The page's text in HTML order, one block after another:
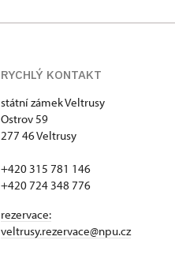
RYCHLÝ KONTAKT
státní zámek Veltrusy
Ostrov 59
277 46 Veltrusy
+420 315 781 146
+420 724 348 776
rezervace:
veltrusy.rezervace@npu.cz